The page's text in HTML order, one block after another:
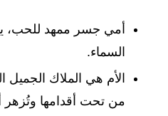
أمي جسر ممهد للحب،
السماء.
الأم هي الملاك
من تحت أقدامها وتُزهر